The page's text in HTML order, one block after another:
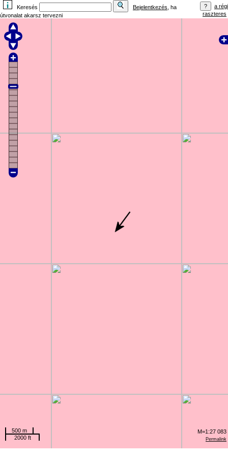
Keresés Bejelentkezés , ha
útvonalat akarsz tervezni
a régi
raszteres
Permalink
500 m
2000 ft
M=1:27 083